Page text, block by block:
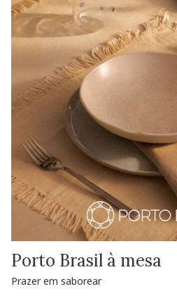
Porto Brasil à mesa
Prazer em saborear